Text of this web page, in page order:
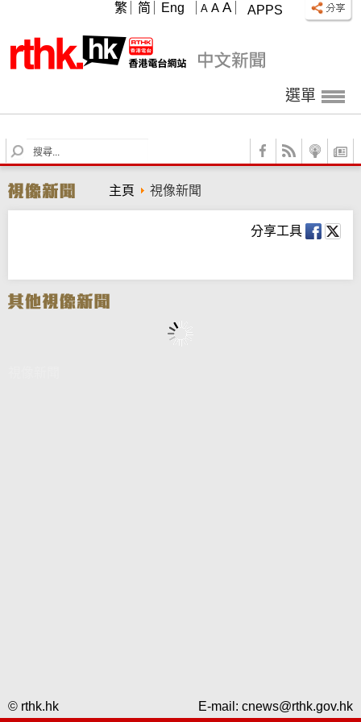
APPS
A A A
繁 简 Eng
選單
S
e
r
c
主頁 視像新聞
分享工具
© rthk.hk E-mail: cnews@rthk.gov.hk